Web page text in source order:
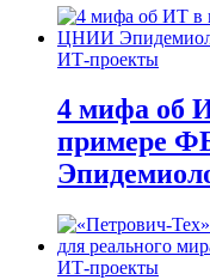
ИТ-проекты
4 мифа об
примере
ИТ-проекты